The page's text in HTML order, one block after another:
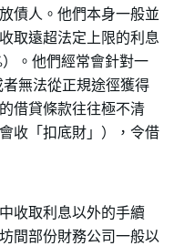
債人。他們本身一般並
取遠超法定上限的利息
）。他們經常會針對一
無法從正規途徑獲得
借貸條款往往極不清
收「扣底財」），令借
收取利息以外的手續
間部份財務公司一般以